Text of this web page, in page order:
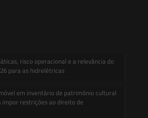
risco operacional e a relevância do
para as hidrelétricas
em inventário de patrimônio cultural
impor restrições ao direito de